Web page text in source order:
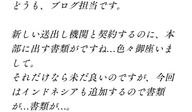
どうも、ブログ担当です。
新しい送出し機関と契約するのに、本
部に出す書類がですね…色々御座いま
して。
それだけなら未だ良いのですが、今回
はインドネシアも追加するので書類
が…書類が…。